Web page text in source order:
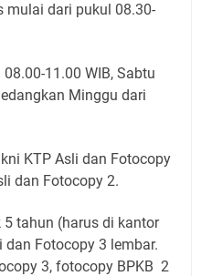
mulai dari pukul 08.30-
11.00 WIB, Sabtu
Minggu dari
KTP Asli dan Fotocopy
dan Fotocopy 2.
tahun (harus di kantor
Fotocopy 3 lembar.
3, fotocopy BPKB 2